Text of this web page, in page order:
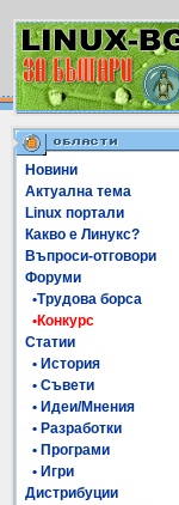
Новини
Актуална тема
Linux портали
Какво е Линукс?
Въпроси-отговори
Форуми
•Трудова борса
•Конкурс
Статии
• История
• Съвети
• Идеи/Мнения
• Разработки
• Програми
• Игри
Дистрибуции